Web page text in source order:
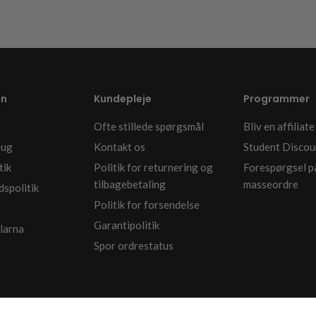
Kundepleje
Ofte stillede spørgsmål
Kontakt os
Politik for returnering og
tilbagebetaling
Politik for forsendelse
Garantipolitik
Spor ordrestatus
Programmer
Bliv en affiliate
Student
Forespørgsel
masseordre